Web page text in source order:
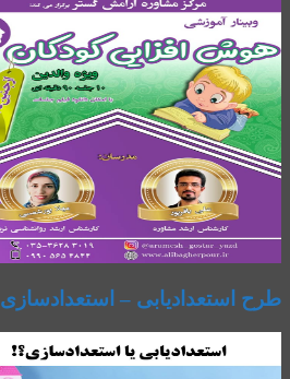
طرح استعدادیابی – استعدادسازی